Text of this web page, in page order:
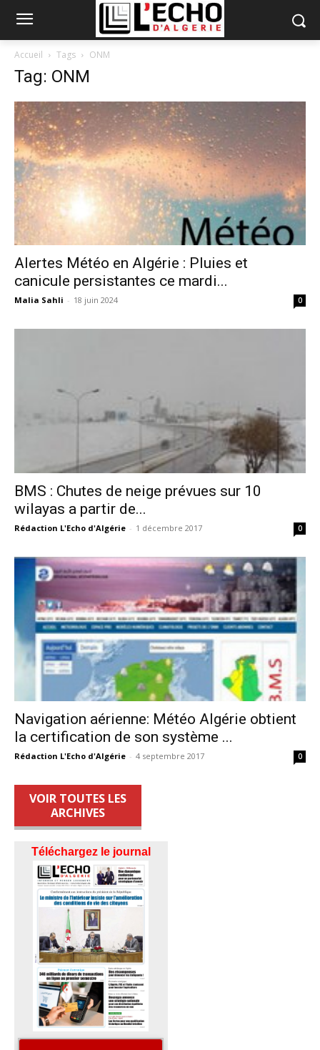
Accueil Tags ONM
Tag: ONM
Alertes Météo en Algérie : Pluies et
canicule persistantes ce mardi...
Malia Sahli - 18 juin 2024 0
BMS : Chutes de neige prévues sur 10
wilayas a partir de...
Rédaction L'Echo d'Algérie - 1 décembre 2017 0
Navigation aérienne: Météo Algérie obtient
la certification de son système ...
Rédaction L'Echo d'Algérie - 4 septembre 2017 0
VOIR TOUTES LES
ARCHIVES